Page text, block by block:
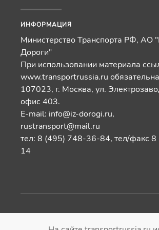
ИНФОРМАЦИЯ
Министерство Транспорта РФ, АО
Дороги"
При использовании материала
www.transportrussia.ru
107023, г. Москва, ул.
офис 403.
E-mail: info@iz-dorogi.ru,
rustransport@mail.ru
тел: 8 (495) 748-36-84, тел/факс
14